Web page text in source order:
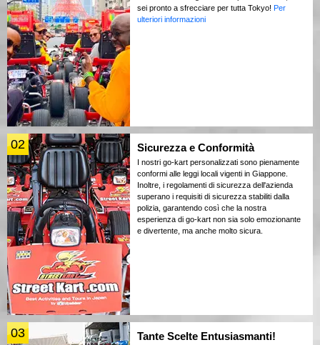
sei pronto a sfrecciare per tutta Tokyo! Per
ulteriori informazioni
02 Sicurezza e Conformità
I nostri go-kart personalizzati sono pienamente
conformi alle leggi locali vigenti in Giappone.
Inoltre, i regolamenti di sicurezza dell'azienda
superano i requisiti di sicurezza stabiliti dalla
polizia, garantendo così che la nostra
esperienza di go-kart non sia solo emozionante
e divertente, ma anche molto sicura.
03 Tante Scelte Entusiasmanti!